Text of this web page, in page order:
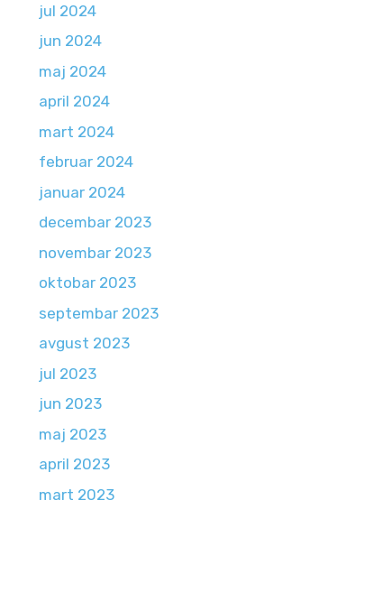
jul 2024
jun 2024
maj 2024
april 2024
mart 2024
februar 2024
januar 2024
decembar 2023
novembar 2023
oktobar 2023
septembar 2023
avgust 2023
jul 2023
jun 2023
maj 2023
april 2023
mart 2023